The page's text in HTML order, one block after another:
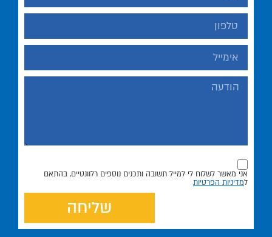
אני מאשר לשלוח לי למייל תשובה ותכנים נוספים רלוונטיים, בהתאם
למדיניות הפרטיות
שליחה